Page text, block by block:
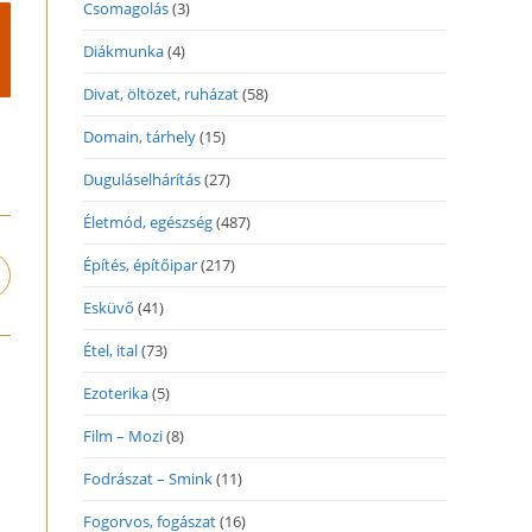
Csomagolás(3)
Diákmunka(4)
Divat, öltözet, ruházat(58)
Domain, tárhely(15)
Duguláselhárítás(27)
Életmód, egészség(487)
Építés, építőipar(217)
Esküvő (41)
Étel, ital(73)
Ezoterika(5)
Film – Mozi(8)
Fodrászat – Smink(11)
Fogorvos, fogászat(16)